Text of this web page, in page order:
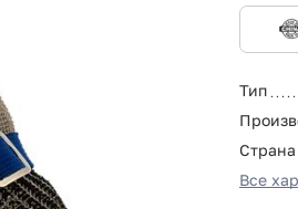
Тип
Все